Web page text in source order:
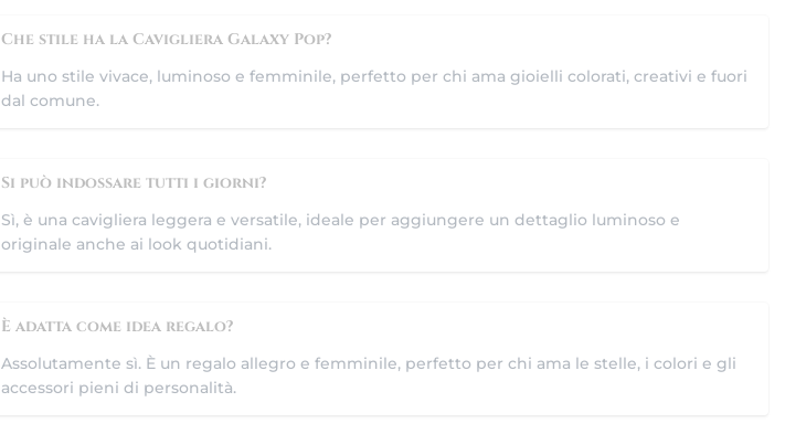
Che stile ha la Cavigliera Galaxy Pop?
Ha uno stile vivace, luminoso e femminile, perfetto per chi ama gioielli colorati, creativi e fuori
dal comune.
Si può indossare tutti i giorni?
Sì, è una cavigliera leggera e versatile, ideale per aggiungere un dettaglio luminoso e
originale anche ai look quotidiani.
È adatta come idea regalo?
Assolutamente sì. È un regalo allegro e femminile, perfetto per chi ama le stelle, i colori e gli
accessori pieni di personalità.